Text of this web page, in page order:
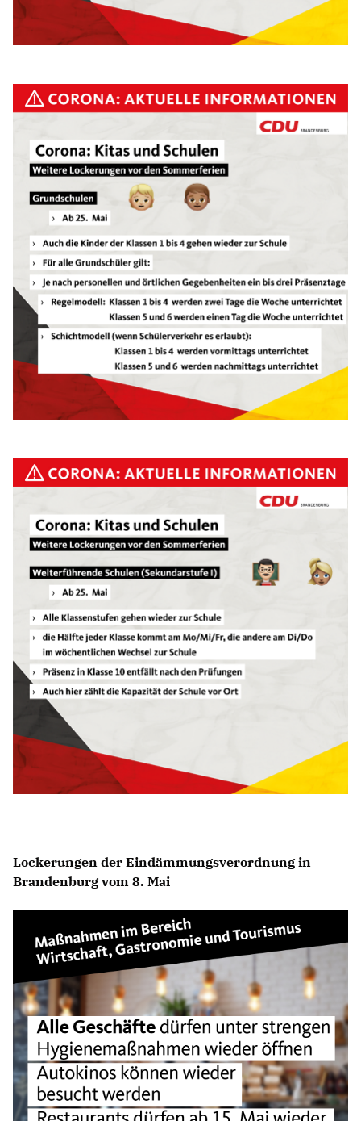
Lockerungen der Eindämmungsverordnung in
Brandenburg vom 8. Mai